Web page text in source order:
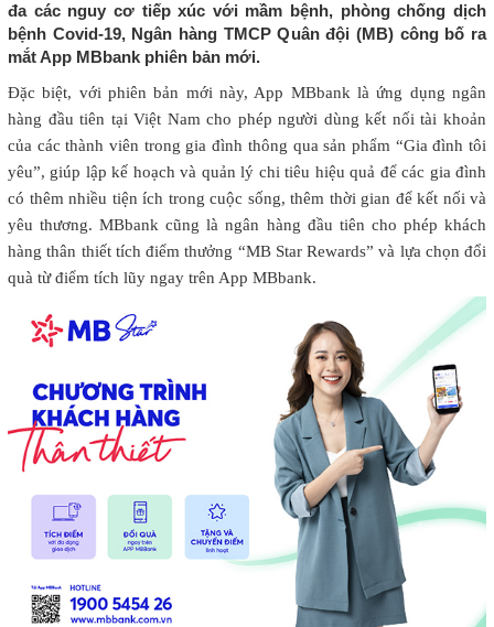
đa các nguy cơ tiếp xúc với mầm bệnh, phòng chống dịch
bệnh Covid-19, Ngân hàng TMCP Quân đội (MB) công bố ra
mắt App MBbank phiên bản mới.
Đặc biệt, với phiên bản mới này, App MBbank là ứng dụng ngân
hàng đầu tiên tại Việt Nam cho phép người dùng kết nối tài khoản
của các thành viên trong gia đình thông qua sản phẩm “Gia đình tôi
yêu”, giúp lập kế hoạch và quản lý chi tiêu hiệu quả để các gia đình
có thêm nhiều tiện ích trong cuộc sống, thêm thời gian để kết nối và
yêu thương. MBbank cũng là ngân hàng đầu tiên cho phép khách
hàng thân thiết tích điểm thưởng “MB Star Rewards” và lựa chọn đổi
quà từ điểm tích lũy ngay trên App MBbank.